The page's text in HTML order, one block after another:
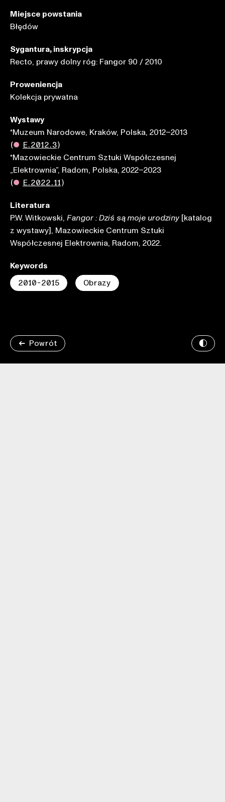
Miejsce powstania
Błędów
Keywords
2010-2015 Obrazy
Sygantura, inskrypcja
Recto, prawy dolny róg: Fangor 90 / 2010
Proweniencja
Kolekcja prywatna
Wystawy
*Muzeum Narodowe, Kraków, Polska, 2012–2013
(● E.2012.3)
*Mazowieckie Centrum Sztuki Współczesnej
„Elektrownia”, Radom, Polska, 2022–2023
(● E.2022.11)
Literatura
P.W. Witkowski, Fangor : Dziś są moje urodziny [katalog
z wystawy], Mazowieckie Centrum Sztuki
Współczesnej Elektrownia, Radom, 2022.
Powrót